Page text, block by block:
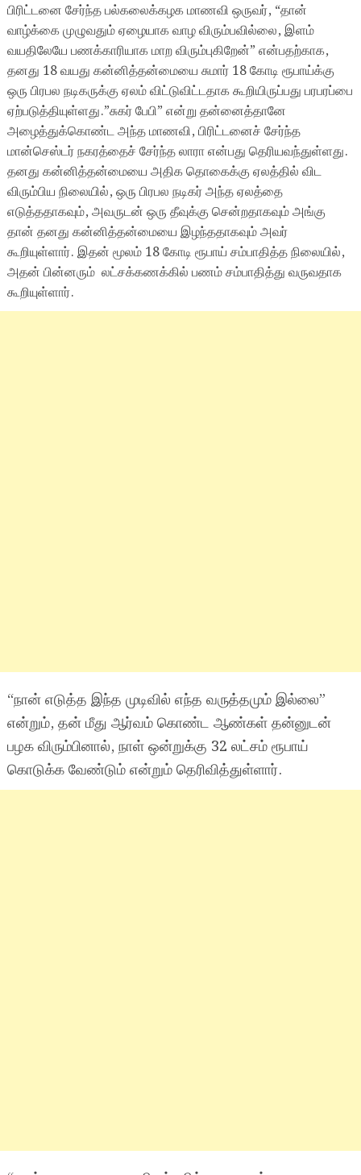
பிரிட்டனை சேர்ந்த பல்கலைக்கழக மாணவி ஒருவர், “தான்
வாழ்க்கை முழுவதும் ஏழையாக வாழ விரும்பவில்லை, இளம்
வயதிலேயே பணக்காரியாக மாற விரும்புகிறேன்” என்பதற்காக,
தனது 18 வயது கன்னித்தன்மையை சுமார் 18 கோடி ரூபாய்க்கு
ஒரு பிரபல நடிகருக்கு ஏலம் விட்டுவிட்டதாக கூறியிருப்பது பரபரப்பை
ஏற்படுத்தியுள்ளது.”சுகர் பேபி” என்று தன்னைத்தானே
அழைத்துக்கொண்ட அந்த மாணவி, பிரிட்டனைச் சேர்ந்த
மான்செஸ்டர் நகரத்தைச் சேர்ந்த லாரா என்பது தெரியவந்துள்ளது.
தனது கன்னித்தன்மையை அதிக தொகைக்கு ஏலத்தில் விட
விரும்பிய நிலையில், ஒரு பிரபல நடிகர் அந்த ஏலத்தை
எடுத்ததாகவும், அவருடன் ஒரு தீவுக்கு சென்றதாகவும் அங்கு
தான் தனது கன்னித்தன்மையை இழந்ததாகவும் அவர்
கூறியுள்ளார். இதன் மூலம் 18 கோடி ரூபாய் சம்பாதித்த நிலையில்,
அதன் பின்னரும் லட்சக்கணக்கில் பணம் சம்பாதித்து வருவதாக
கூறியுள்ளார்.
“நான் எடுத்த இந்த முடிவில் எந்த வருத்தமும் இல்லை”
என்றும், தன் மீது ஆர்வம் கொண்ட ஆண்கள் தன்னுடன்
பழக விரும்பினால், நாள் ஒன்றுக்கு 32 லட்சம் ரூபாய்
கொடுக்க வேண்டும் என்றும் தெரிவித்துள்ளார்.